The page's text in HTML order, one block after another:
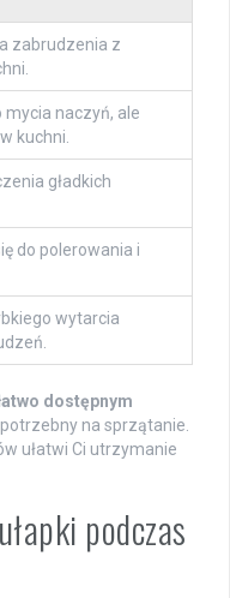
zabrudzenia z
naczyń, ale
kuchni.
gładkich
do polerowania i
wytarcia
dostępnym
na sprzątanie.
ułatwi Ci utrzymanie
podczas